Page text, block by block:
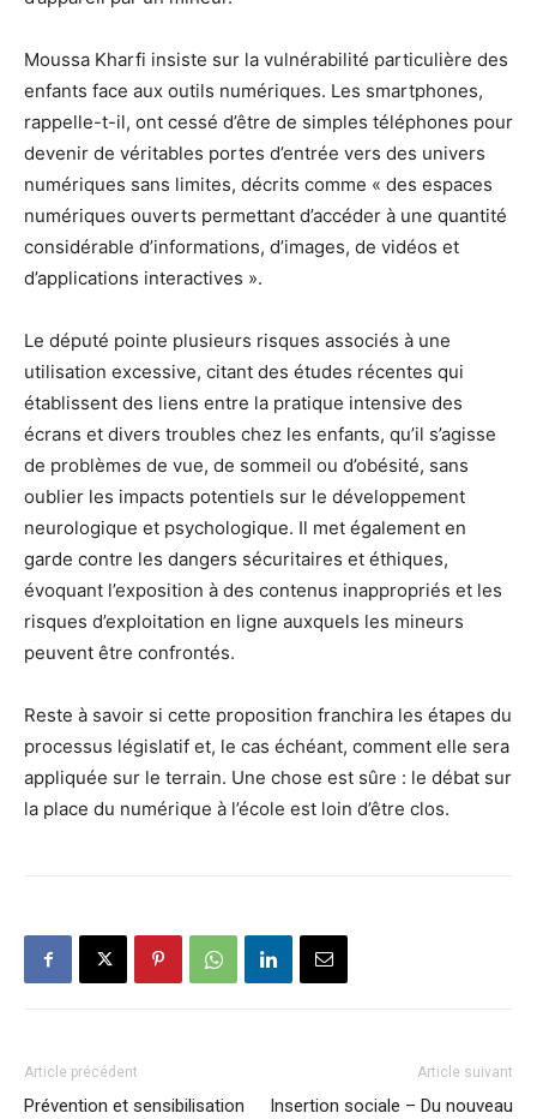
Moussa Kharfi insiste sur la vulnérabilité particulière des
enfants face aux outils numériques. Les smartphones,
rappelle-t-il, ont cessé d’être de simples téléphones pour
devenir de véritables portes d’entrée vers des univers
numériques sans limites, décrits comme « des espaces
numériques ouverts permettant d’accéder à une quantité
considérable d’informations, d’images, de vidéos et
d’applications interactives ».
Le député pointe plusieurs risques associés à une
utilisation excessive, citant des études récentes qui
établissent des liens entre la pratique intensive des
écrans et divers troubles chez les enfants, qu’il s’agisse
de problèmes de vue, de sommeil ou d’obésité, sans
oublier les impacts potentiels sur le développement
neurologique et psychologique. Il met également en
garde contre les dangers sécuritaires et éthiques,
évoquant l’exposition à des contenus inappropriés et les
risques d’exploitation en ligne auxquels les mineurs
peuvent être confrontés.
Reste à savoir si cette proposition franchira les étapes du
processus législatif et, le cas échéant, comment elle sera
appliquée sur le terrain. Une chose est sûre : le débat sur
la place du numérique à l’école est loin d’être clos.
Article précédent
Prévention et sensibilisation
Article suivant
Insertion sociale – Du nouveau